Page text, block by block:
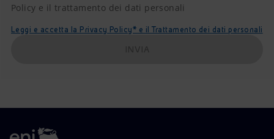
Policy e il trattamento dei dati personali
Leggi e accetta la Privacy Policy* e il Trattamento dei dati personali